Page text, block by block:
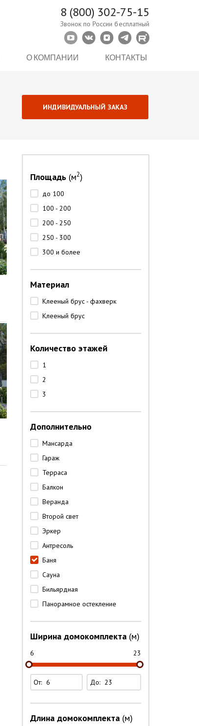
8 (800) 302-75-15
Звонок по России бесплатный
О КОМПАНИИ КОНТАКТЫ
ИНДИВИДУАЛЬНЫЙ ЗАКАЗ
Площадь(м2)
до 100
100 - 200
200 - 250
250 - 300
300 и более
Материал
Клееный брус - фахверк
Клееный брус
Количество этажей
1
2
3
Дополнительно
Мансарда
Гараж
Терраса
Балкон
Веранда
Второй свет
Эркер
Антресоль
Баня
Сауна
Бильярдная
Панорамное остекление
Ширина домокомплекта(м)
6 23
От: До:
Длина домокомплекта(м)